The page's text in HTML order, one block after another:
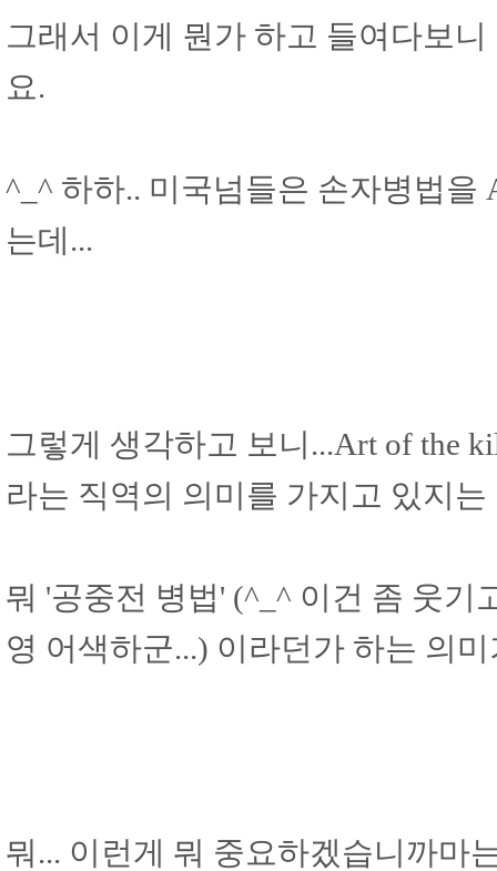
그래서 이게 뭔가 하고 들여다보
요.
^_^ 하하.. 미국넘들은 손자병법을
는데...
그렇게 생각하고 보니...Art of the
라는 직역의 의미를 가지고 있지
뭐 '공중전 병법' (^_^ 이건 좀 웃기
영 어색하군...) 이라던가 하는 의
뭐... 이런게 뭐 중요하겠습니까마